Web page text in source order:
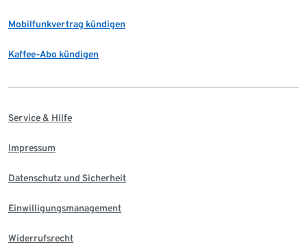
Mobilfunkvertrag kündigen
Kaffee-Abo kündigen
Service & Hilfe
Impressum
Datenschutz und Sicherheit
Einwilligungsmanagement
Widerrufsrecht